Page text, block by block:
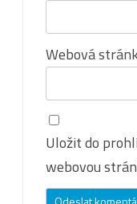
Webová
Uložit do
webovou